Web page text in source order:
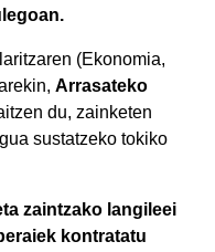
(Ekonomia,
Arrasateko
du, zainketen
sustatzeko tokiko
zaintzako langileei
kontratatu